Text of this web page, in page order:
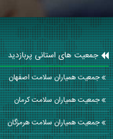
جمعیت های استانی پربازدید
جمعیت همیاران سلامت اصفهان
جمعیت همیاران سلامت كرمان
جمعیت همیاران سلامت هرمزگان